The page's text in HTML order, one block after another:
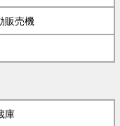
販売機
庫